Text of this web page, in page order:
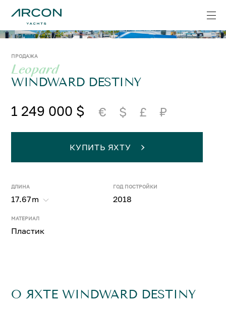
ПРОДАЖА
Leopard
WINDWARD DESTINY
1 249 000 $ € $ £ ₽
ДЛИНА
17.67m
ГОД ПОСТРОЙКИ
2018
МАТЕРИАЛ
Пластик
КУПИТЬ ЯХТУ
О ЯХТЕ WINDWARD DESTINY